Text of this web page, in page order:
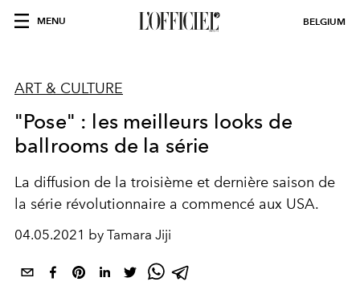
MENU BELGIUM
ART & CULTURE
"Pose" : les meilleurs looks de
ballrooms de la série
La diffusion de la troisième et dernière saison de
la série révolutionnaire a commencé aux USA.
04.05.2021 by Tamara Jiji